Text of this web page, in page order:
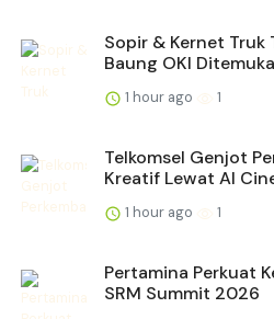
Sopir & Kernet Truk
Baung OKI
1 hour ago 1
Telkomsel Genjot
Kreatif Lewat AI
1 hour ago 1
Pertamina Perkuat
SRM Summit 2026